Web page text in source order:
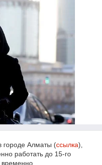
городе Алматы (ссылка),
работать до 15-го